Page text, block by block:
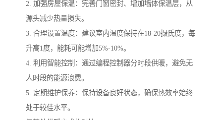
2. 加强房屋保温：完善门窗密封、增加墙体保温层，从
源头减少热量损失。
3. 合理设置温度：建议室内温度保持在18-20摄氏度，每
升高1度，能耗可能增加5%-10%。
4. 利用智能控制：通过编程控制器分时段供暖，避免无
人时段的能源浪费。
5. 定期维护保养：保持设备良好状态，确保热效率始终
处于较佳水平。